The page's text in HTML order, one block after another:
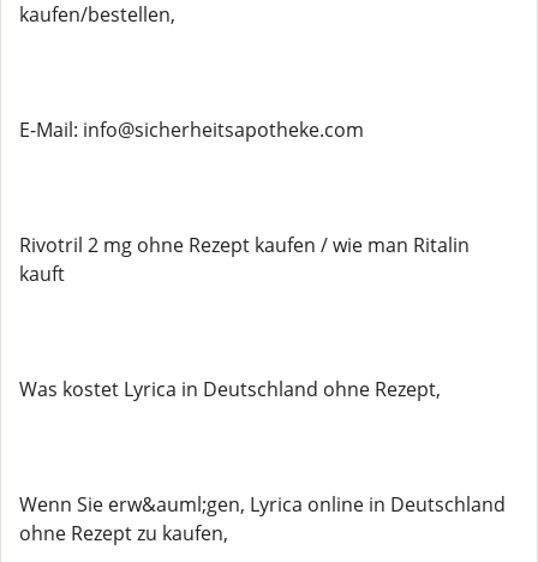
kaufen/bestellen,
E-Mail: info@sicherheitsapotheke.com
Rivotril 2 mg ohne Rezept kaufen / wie man Ritalin
kauft
Was kostet Lyrica in Deutschland ohne Rezept,
Wenn Sie erw&auml;gen, Lyrica online in Deutschland
ohne Rezept zu kaufen,